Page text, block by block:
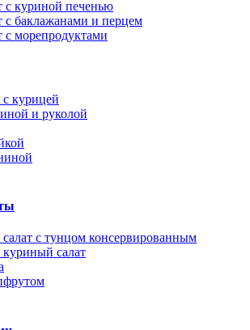
с куриной печенью
с баклажанами и перцем
с морепродуктами
с курицей
и руколой
с тунцом консервированным
салат